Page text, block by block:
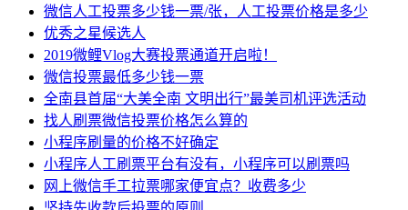
微信人工投票多少钱一票/张，人工投票价格是多少
优秀之星候选人
2019微鲤Vlog大赛投票通道开启啦！
微信投票最低多少钱一票
全南县首届“大美全南 文明出行”最美司机评选活动
找人刷票微信投票价格怎么算的
小程序刷量的价格不好确定
小程序人工刷票平台有没有，小程序可以刷票吗
网上微信手工拉票哪家便宜点？收费多少